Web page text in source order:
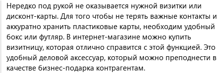
Нередко под рукой не оказывается нужной визитки или
дисконт-карты. Для того чтобы не терять важные контакты и
аккуратно хранить пластиковые карты, необходим удобный
бокс или футляр. В интернет-магазине можно купить
визитницу, которая отлично справится с этой функцией. Это
удобный деловой аксессуар, который можно преподнести в
качестве бизнес-подарка контрагентам.